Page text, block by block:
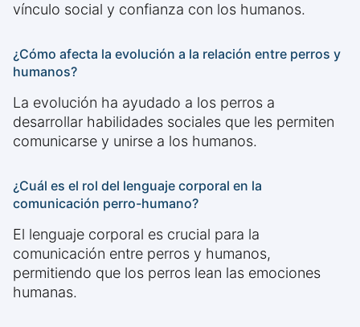
vínculo social y confianza con los humanos.
¿Cómo afecta la evolución a la relación entre perros y
humanos?
La evolución ha ayudado a los perros a
desarrollar habilidades sociales que les permiten
comunicarse y unirse a los humanos.
¿Cuál es el rol del lenguaje corporal en la
comunicación perro-humano?
El lenguaje corporal es crucial para la
comunicación entre perros y humanos,
permitiendo que los perros lean las emociones
humanas.